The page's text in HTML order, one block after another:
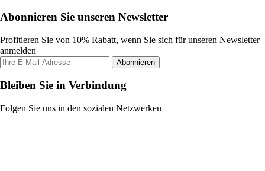
Abonnieren Sie unseren Newsletter
Profitieren Sie von 10% Rabatt, wenn Sie sich für unseren Newsletter
anmelden
Abonnieren
Bleiben Sie in Verbindung
Folgen Sie uns in den sozialen Netzwerken